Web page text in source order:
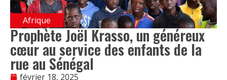
Afrique
Prophète Joël Krasso, un généreux
cœur au service des enfants de la
rue au Sénégal
février 18, 2025